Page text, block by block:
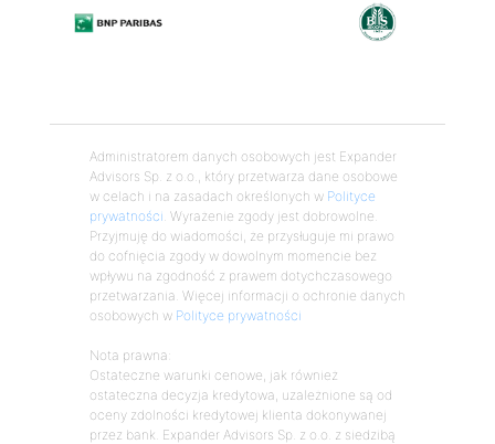
Administratorem danych osobowych jest Expander
Advisors Sp. z o.o., który przetwarza dane osobowe
w celach i na zasadach określonych w Polityce
prywatności . Wyrażenie zgody jest dobrowolne.
Przyjmuję do wiadomości, że przysługuje mi prawo
do cofnięcia zgody w dowolnym momencie bez
wpływu na zgodność z prawem dotychczasowego
przetwarzania. Więcej informacji o ochronie danych
osobowych w Polityce prywatności
Nota prawna:
Ostateczne warunki cenowe, jak również
ostateczna decyzja kredytowa, uzależnione są od
oceny zdolności kredytowej klienta dokonywanej
przez bank. Expander Advisors Sp. z o.o. z siedzibą